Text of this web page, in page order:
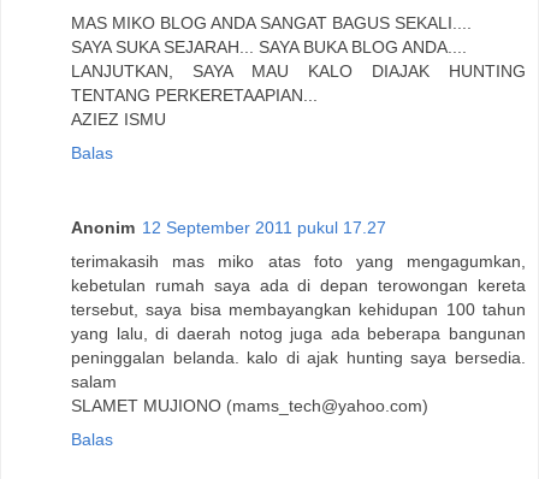
MAS MIKO BLOG ANDA SANGAT BAGUS SEKALI....
SAYA SUKA SEJARAH... SAYA BUKA BLOG ANDA....
LANJUTKAN, SAYA MAU KALO DIAJAK HUNTING
TENTANG PERKERETAAPIAN...
AZIEZ ISMU
Balas
Anonim 12 September 2011 pukul 17.27
terimakasih mas miko atas foto yang mengagumkan,
kebetulan rumah saya ada di depan terowongan kereta
tersebut, saya bisa membayangkan kehidupan 100 tahun
yang lalu, di daerah notog juga ada beberapa bangunan
peninggalan belanda. kalo di ajak hunting saya bersedia.
salam
SLAMET MUJIONO (mams_tech@yahoo.com)
Balas